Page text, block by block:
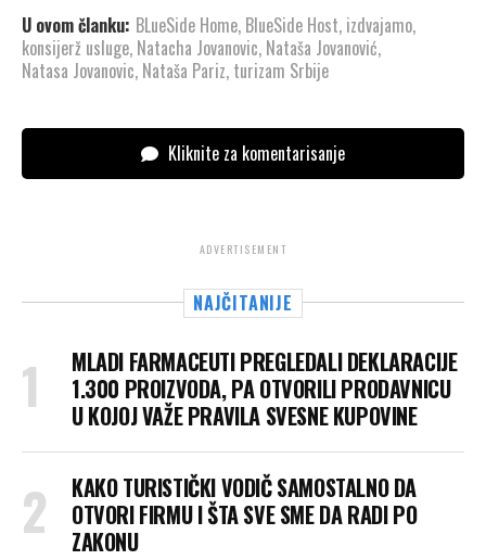
U ovom članku: BLueSide Home, BlueSide Host, izdvajamo,
konsijerž usluge, Natacha Jovanovic, Nataša Jovanović,
Natasa Jovanovic, Nataša Pariz, turizam Srbije
Kliknite za komentarisanje
ADVERTISEMENT
NAJČITANIJE
MLADI FARMACEUTI PREGLEDALI DEKLARACIJE
1.300 PROIZVODA, PA OTVORILI PRODAVNICU
U KOJOJ VAŽE PRAVILA SVESNE KUPOVINE
KAKO TURISTIČKI VODIČ SAMOSTALNO DA
OTVORI FIRMU I ŠTA SVE SME DA RADI PO
ZAKONU